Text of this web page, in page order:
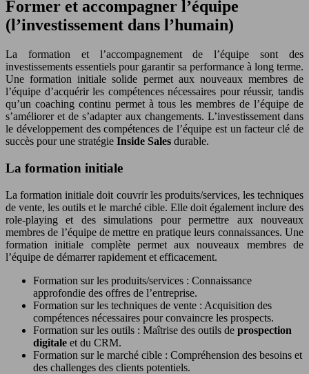
Former et accompagner l’équipe
(l’investissement dans l’humain)
La formation et l’accompagnement de l’équipe sont des
investissements essentiels pour garantir sa performance à long terme.
Une formation initiale solide permet aux nouveaux membres de
l’équipe d’acquérir les compétences nécessaires pour réussir, tandis
qu’un coaching continu permet à tous les membres de l’équipe de
s’améliorer et de s’adapter aux changements. L’investissement dans
le développement des compétences de l’équipe est un facteur clé de
succès pour une stratégie Inside Sales durable.
La formation initiale
La formation initiale doit couvrir les produits/services, les techniques
de vente, les outils et le marché cible. Elle doit également inclure des
role-playing et des simulations pour permettre aux nouveaux
membres de l’équipe de mettre en pratique leurs connaissances. Une
formation initiale complète permet aux nouveaux membres de
l’équipe de démarrer rapidement et efficacement.
Formation sur les produits/services : Connaissance
approfondie des offres de l’entreprise.
Formation sur les techniques de vente : Acquisition des
compétences nécessaires pour convaincre les prospects.
Formation sur les outils : Maîtrise des outils de prospection
digitale et du CRM.
Formation sur le marché cible : Compréhension des besoins et
des challenges des clients potentiels.